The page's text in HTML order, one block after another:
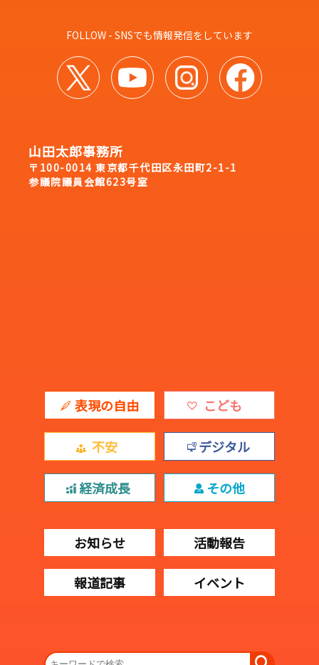
FOLLOW - SNSでも情報発信をしています
山田太郎事務所
〒100-0014 東京都千代田区永田町2-1-1
参議院議員会館623号室
表現の自由 こども
不安 デジタル
経済成長 その他
お知らせ 活動報告
報道記事 イベント